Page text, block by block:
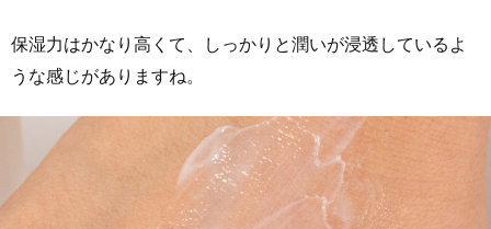
保湿力はかなり高くて、しっかりと潤いが浸透しているよ
うな感じがありますね。